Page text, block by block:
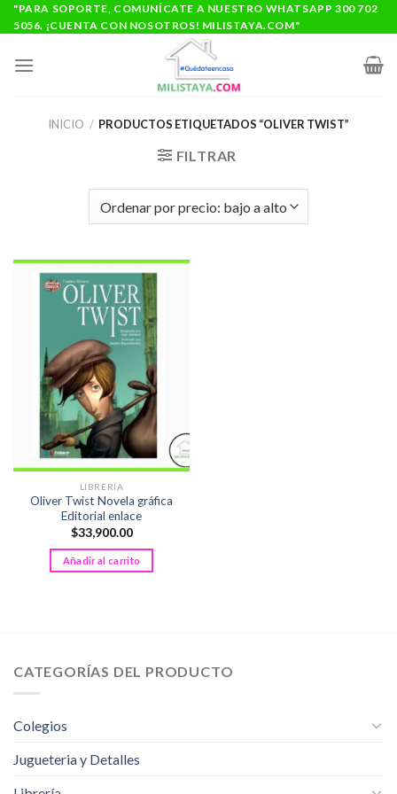
Saltar
al
"PARA SOPORTE, COMUNÍCATE A NUESTRO WHATSAPP 300 702
5056. ¡CUENTA CON NOSOTROS! MILISTAYA.COM"
INICIO / PRODUCTOS ETIQUETADOS “OLIVER TWIST”
FILTRAR
LIBRERÍA
Oliver Twist Novela gráfica
Editorial enlace
$33,900.00
Añadir al carrito
CATEGORÍAS DEL PRODUCTO
Colegios
Jugueteria y Detalles